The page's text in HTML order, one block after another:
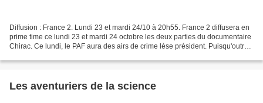
Diffusion : France 2. Lundi 23 et mardi 24/10 à 20h55. France 2 diffusera en
prime time ce lundi 23 et mardi 24 octobre les deux parties du documentaire
Chirac. Ce lundi, le PAF aura des airs de crime lèse président. Puisqu'outre
Les aventuriers de la science